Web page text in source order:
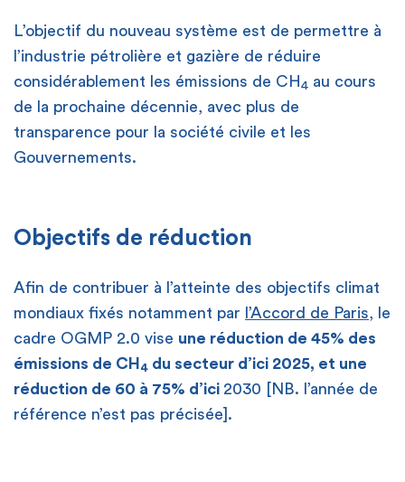
L’objectif du nouveau système est de permettre à
l’industrie pétrolière et gazière de réduire
considérablement les émissions de CH 4 au cours
de la prochaine décennie, avec plus de
transparence pour la société civile et les
Gouvernements.
Objectifs de réduction
Afin de contribuer à l’atteinte des objectifs climat
mondiaux fixés notamment par l’Accord de Paris, le
cadre OGMP 2.0 vise une réduction de 45% des
émissions de CH 4 du secteur d’ici 2025, et une
réduction de 60 à 75% d’ici 2030 [NB. l’année de
référence n’est pas précisée].